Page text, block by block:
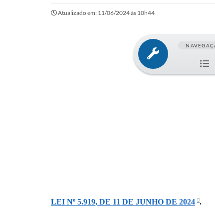
Atualizado em: 11/06/2024 às 10h44
LEI Nº 5.919, DE 11 DE JUNHO DE 2024 .